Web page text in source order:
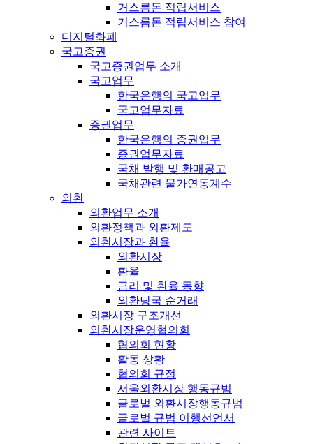
거스름돈 적립서비스
거스름돈 적립서비스 참여
디지털화폐
국고증권
국고증권업무 소개
국고업무
한국은행의 국고업무
국고업무자료
증권업무
한국은행의 증권업무
증권업무자료
국채 발행 및 환매공고
국채관련 물가연동계수
외환
외환업무 소개
외환정책과 외환제도
외환시장과 환율
외환시장
환율
금리 및 환율 동향
외환당국 순거래
외환시장 구조개선
외환시장운영협의회
협의회 현황
활동 상황
협의회 규정
서울외환시장 행동규범
글로벌 외환시장행동규범
글로벌 규범 이행선언서
관련 사이트